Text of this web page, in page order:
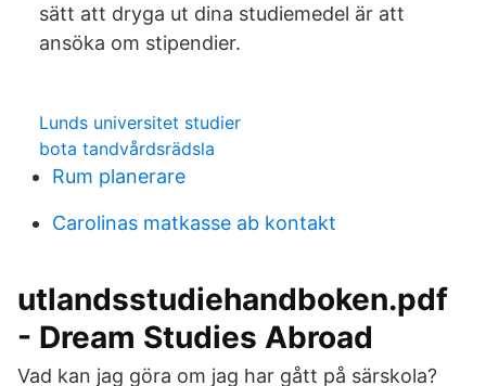
sätt att dryga ut dina studiemedel är att
ansöka om stipendier.
Lunds universitet studier
bota tandvårdsrädsla
Rum planerare
Carolinas matkasse ab kontakt
utlandsstudiehandboken.pdf
- Dream Studies Abroad
Vad kan jag göra om jag har gått på särskola?